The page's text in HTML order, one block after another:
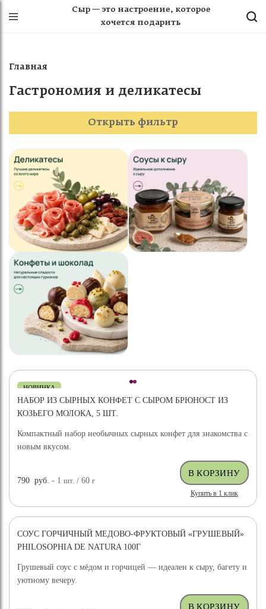
Сыр — это настроение, которое
хочется подарить
Главная
Гастрономия и деликатесы
Открыть фильтр
НОВИНКА
НАБОР ИЗ СЫРНЫХ КОНФЕТ С СЫРОМ БРЮНОСТ ИЗ
КОЗЬЕГО МОЛОКА, 5 ШТ.
Компактный набор необычных сырных конфет для знакомства с
новым вкусом.
790 руб. - 1шт. / 60г
Купить в 1 клик
СОУС ГОРЧИЧНЫЙ МЕДОВО-ФРУКТОВЫЙ «ГРУШЕВЫЙ»
PHILOSOPHIA DE NATURA 100Г
Грушевый соус с мёдом и горчицей — идеален к сыру, багету и
уютному вечеру.